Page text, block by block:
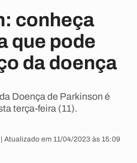
conheça
que pode
da doença
Doença de Parkinson é
terça-feira (11).
Atualizado em 11/04/2023 às 15:09